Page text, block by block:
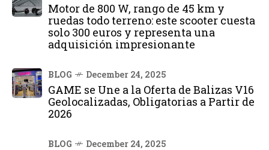
Motor de 800 W, rango de 45 km y
ruedas todo terreno: este scooter cuesta
solo 300 euros y representa una
adquisición impresionante
BLOG December 24, 2025
GAME se Une a la Oferta de Balizas V16
Geolocalizadas, Obligatorias a Partir de
2026
BLOG December 24, 2025